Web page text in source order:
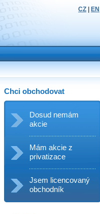
CZ EN
Chci obchodovat
Dosud nemám
akcie
Mám akcie z
privatizace
Jsem licencovaný
obchodník